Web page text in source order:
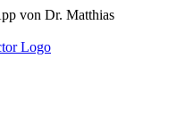
von Dr. Matthias